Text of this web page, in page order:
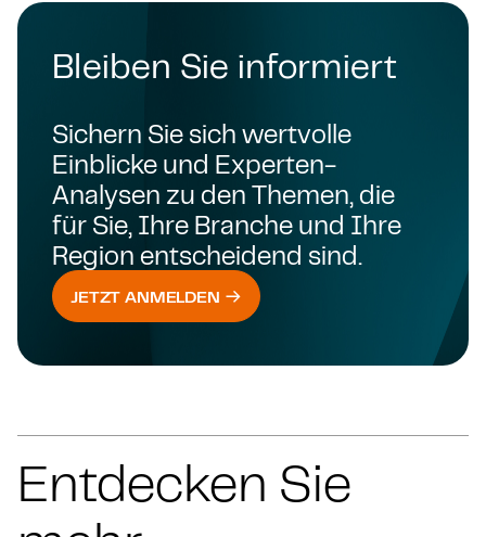
Bleiben Sie informiert
Sichern Sie sich wertvolle
Einblicke und Experten-
Analysen zu den Themen, die
für Sie, Ihre Branche und Ihre
Region entscheidend sind.
JETZT ANMELDEN
Entdecken Sie